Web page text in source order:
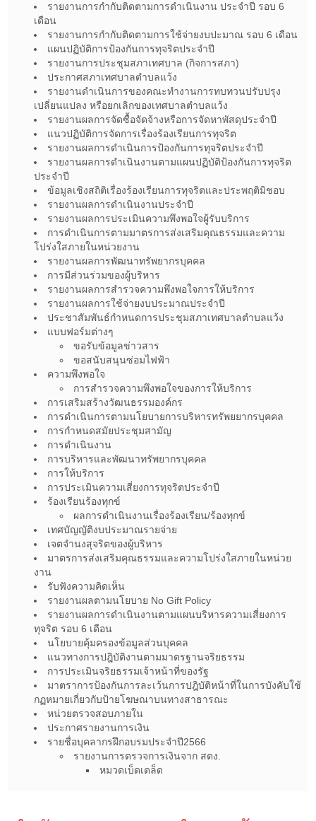
รายงานการกำกับติดตามการดำเนินงาน ประจำปี รอบ 6
เดือน
รายงานการกำกับติดตามการใช้จ่ายงบปะมาณ รอบ 6 เดือน
แผนปฏิบัติการป้องกันการทุจริตประจำปี
รายงานการประชุมสภาเทศบาล (กิจการสภา)
ประกาศสภาเทศบาลตำบลแว้ง
รายงานดำเนินการของคณะทำงานการทบทวนปรับปรุง
เปลี่ยนแปลง หรือยกเลิกของเทศบาลตำบลแว้ง
รายงานผลการจัดซื้อจัดจ้างหรือการจัดหาพัสดุประจำปี
แนวปฏิบัติการจัดการเรื่องร้องเรียนการทุจริต
รายงานผลการดำเนินการป้องกันการทุจริตประจำปี
รายงานผลการดำเนินงานตามแผนปฏิบัติป้องกันการทุจริต
ประจำปี
ข้อมูลเชิงสถิติเรื่องร้องเรียนการทุจริตและประพฤติมิชอบ
รายงานผลการดำเนินงานประจำปี
รายงานผลการประเมินความพึงพอใจผู้รับบริการ
การดำเนินการตามมาตรการส่งเสริมคุณธรรมและความ
โปร่งใสภายในหน่วยงาน
รายงานผลการพัฒนาทรัพยากรบุคคล
การมีส่วนร่วมของผู้บริหาร
รายงานผลการสำรวจความพึงพอใจการให้บริการ
รายงานผลการใช้จ่ายงบประมาณประจำปี
ประชาสัมพันธ์กำหนดการประชุมสภาเทศบาลตำบลแว้ง
แบบฟอร์มต่างๆ
ขอรับข้อมูลข่าวสาร
ขอสนับสนุนซ่อมไฟฟ้า
ความพึงพอใจ
การสำรวจความพึงพอใจของการให้บริการ
การเสริมสร้างวัฒนธรรมองค์กร
การดำเนินการตามนโยบายการบริหารทรัพยยากรบุคคล
การกำหนดสมัยประชุมสามัญ
การดำเนินงาน
การบริหารและพัฒนาทรัพยากรบุคคล
การให้บริการ
การประเมินความเสี่ยงการทุจริตประจำปี
ร้องเรียนร้องทุกข์
ผลการดำเนินงานเรื่องร้องเรียน/ร้องทุกข์
เทศบัญญัติงบประมาณรายจ่าย
เจตจำนงสุจริตของผู้บริหาร
มาตรการส่งเสริมคุณธรรมและความโปร่งใสภายในหน่วย
งาน
รับฟังความคิดเห็น
รายงานผลตามนโยบาย No Gift Policy
รายงานผลการดำเนินงานตามแผนบริหารความเสี่ยงการ
ทุจริต รอบ 6 เดือน
นโยบายคุ้มครองข้อมูลส่วนบุคคล
แนวทางการปฎิบัติงานตามมาตรฐานจริยธรรม
การประเมินจริยธรรมเจ้าหน้าที่ของรัฐ
มาตราการป้องกันการละเว้นการปฎิบัติหน้าที่ในการบังคับใช้
กฏหมายเกี่ยวกับป้ายโฆษณาบนทางสาธารณะ
หน่วยตรวจสอบภายใน
ประกาศรายงานการเงิน
รายชื่อบุคลากรฝึกอบรมประจำปี2566
รายงานการตรวจการเงินจาก สตง.
หมวดเบ็ดเตล็ด